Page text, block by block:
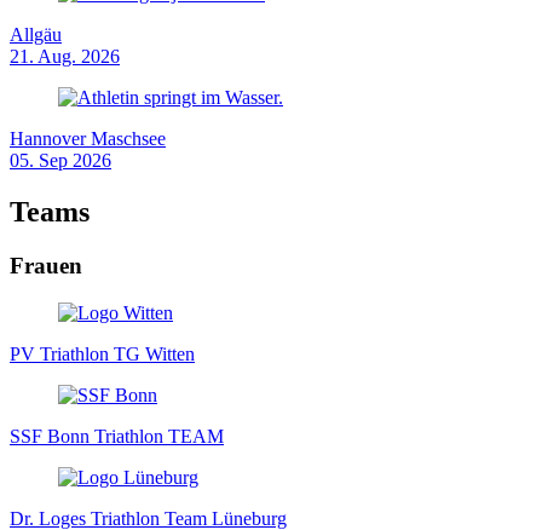
Allgäu
21. Aug. 2026
Hannover Maschsee
05. Sep 2026
Teams
Frauen
PV Triathlon TG Witten
SSF Bonn Triathlon TEAM
Dr. Loges Triathlon Team Lüneburg